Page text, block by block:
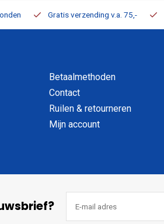
Gratis verzending v.a. 75,-
Betaalmethoden
Contact
Ruilen & retourneren
Mijn account